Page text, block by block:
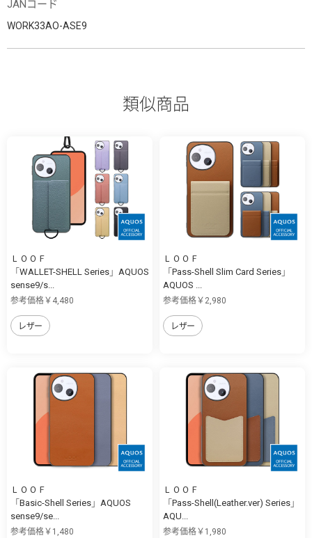
JANコード
WORK33AO-ASE9
類似商品
ＬＯＯＦ
「WALLET-SHELL Series」AQUOS
sense9/s...
参考価格￥4,480
レザー
ＬＯＯＦ
「Pass-Shell Slim Card Series」
AQUOS ...
参考価格￥2,980
レザー
ＬＯＯＦ
「Basic-Shell Series」AQUOS
sense9/se...
参考価格￥1,480
ＬＯＯＦ
「Pass-Shell(Leather.ver) Series」
AQU...
参考価格￥1,980